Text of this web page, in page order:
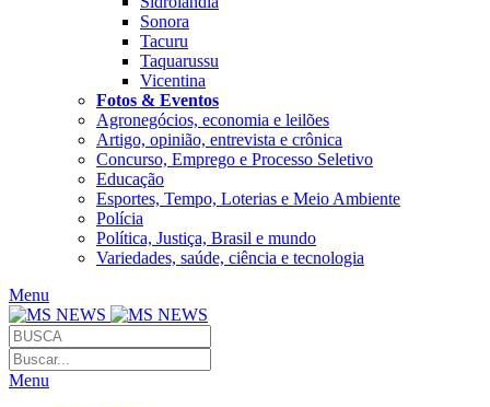
Sonora
Tacuru
Taquarussu
Vicentina
Fotos & Eventos
Agronegócios, economia e leilões
Artigo, opinião, entrevista e crônica
Concurso, Emprego e Processo Seletivo
Educação
Esportes, Tempo, Loterias e Meio Ambiente
Polícia
Política, Justiça, Brasil e mundo
Variedades, saúde, ciência e tecnologia
Menu
Menu